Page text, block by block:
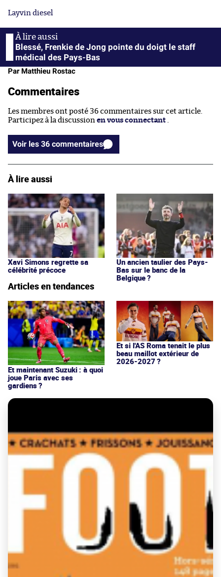
Layvin diesel
Blessé, Frenkie de Jong pointe du doigt le staff
médical des Pays-Bas
Par Matthieu Rostac
Commentaires
Les membres ont posté 36 commentaires sur cet article.
Participez à la discussion en vous connectant .
Voir les 36 commentaires
À lire aussi
Xavi Simons regrette sa
célébrité précoce
Un ancien taulier des Pays-
Bas sur le banc de la
Belgique ?
Articles en tendances
Et maintenant Suzuki : à quoi
joue Paris avec ses
gardiens ?
Et si l'AS Roma tenait le plus
beau maillot extérieur de
2026-2027 ?